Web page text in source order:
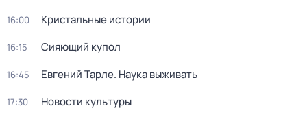
16:00 Кристальные истории
16:15 Сияющий купол
16:45 Евгений Тарле. Наука выживать
17:30 Новости культуры